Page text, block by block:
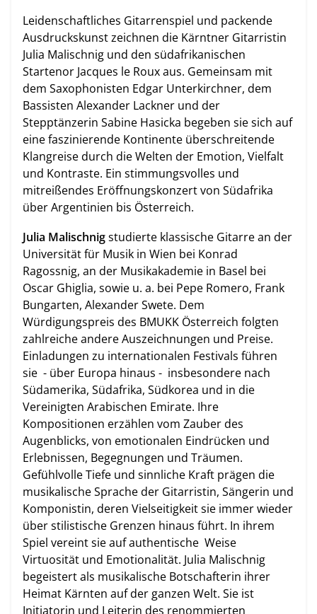
Leidenschaftliches Gitarrenspiel und packende
Ausdruckskunst zeichnen die Kärntner Gitarristin
Julia Malischnig und den südafrikanischen
Startenor Jacques le Roux aus. Gemeinsam mit
dem Saxophonisten Edgar Unterkirchner, dem
Bassisten Alexander Lackner und der
Stepptänzerin Sabine Hasicka begeben sie sich auf
eine faszinierende Kontinente überschreitende
Klangreise durch die Welten der Emotion, Vielfalt
und Kontraste. Ein stimmungsvolles und
mitreißendes Eröffnungskonzert von Südafrika
über Argentinien bis Österreich.
Julia Malischnigstudierte klassische Gitarre an der
Universität für Musik in Wien bei Konrad
Ragossnig, an der Musikakademie in Basel bei
Oscar Ghiglia, sowie u. a. bei Pepe Romero, Frank
Bungarten, Alexander Swete. Dem
Würdigungspreis des BMUKK Österreich folgten
zahlreiche andere Auszeichnungen und Preise.
Einladungen zu internationalen Festivals führen
sie - über Europa hinaus - insbesondere nach
Südamerika, Südafrika, Südkorea und in die
Vereinigten Arabischen Emirate. Ihre
Kompositionen erzählen vom Zauber des
Augenblicks, von emotionalen Eindrücken und
Erlebnissen, Begegnungen und Träumen.
Gefühlvolle Tiefe und sinnliche Kraft prägen die
musikalische Sprache der Gitarristin, Sängerin und
Komponistin, deren Vielseitigkeit sie immer wieder
über stilistische Grenzen hinaus führt. In ihrem
Spiel vereint sie auf authentische Weise
Virtuosität und Emotionalität. Julia Malischnig
begeistert als musikalische Botschafterin ihrer
Heimat Kärnten auf der ganzen Welt. Sie ist
Initiatorin und Leiterin des renommierten